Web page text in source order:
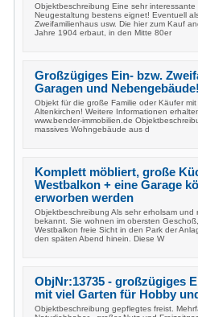
Objektbeschreibung Eine sehr interessante
Neugestaltung bestens eignet! Eventuell
Zweifamilienhaus usw. Die hier zum Kauf
Jahre 1904 erbaut, in den Mitte 80er
Großzügiges Ein- bzw.
Garagen und Nebengebäude!
Objekt für die große Familie oder Käufer
Altenkirchen! Weitere Informationen
www.bender-immobilien.de
massives Wohngebäude aus d
Komplett möbliert, große
Westbalkon + eine Garage
erworben werden
Objektbeschreibung Als sehr erholsam
bekannt. Sie wohnen im obersten
Westbalkon freie Sicht in den Park der
den späten Abend hinein. Diese W
ObjNr:13735 - großzügiges
mit viel Garten für Hobby
Objektbeschreibung gepflegtes freist.